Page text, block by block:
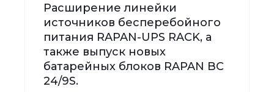
Расширение линейки
источников бесперебойного
питания RAPAN-UPS RACK, а
также выпуск новых
батарейных блоков RAPAN BC
24/9S.